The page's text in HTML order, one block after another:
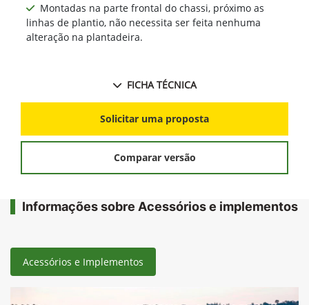
Montadas na parte frontal do chassi, próximo as
linhas de plantio, não necessita ser feita nenhuma
alteração na plantadeira.
FICHA TÉCNICA
Solicitar uma proposta
Comparar versão
Informações sobre Acessórios e implementos
Acessórios e Implementos